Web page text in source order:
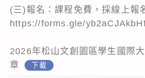
(三)報名：課程免費，採線上報
https://forms.gle/
2026年松山文創園區學生國際
章
下載